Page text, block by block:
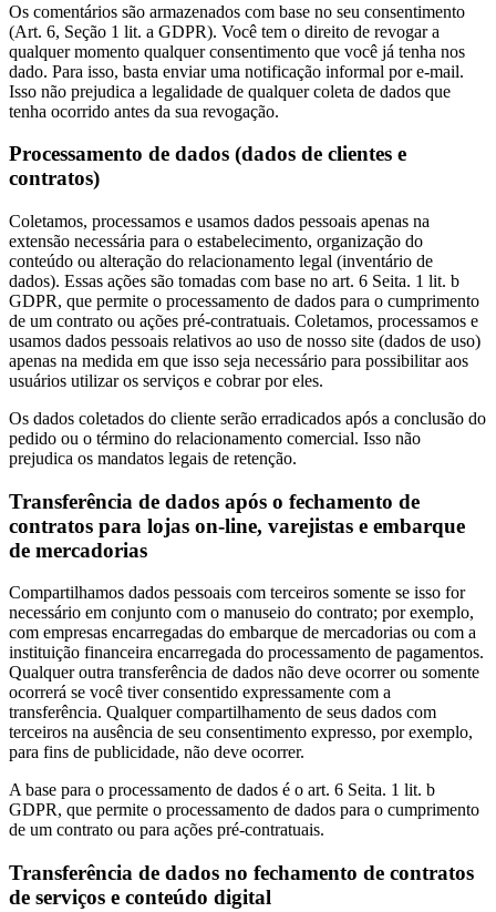
Os comentários são armazenados com base no seu consentimento
(Art. 6, Seção 1 lit. a GDPR). Você tem o direito de revogar a
qualquer momento qualquer consentimento que você já tenha nos
dado. Para isso, basta enviar uma notificação informal por e-mail.
Isso não prejudica a legalidade de qualquer coleta de dados que
tenha ocorrido antes da sua revogação.
Processamento de dados (dados de clientes e
contratos)
Coletamos, processamos e usamos dados pessoais apenas na
extensão necessária para o estabelecimento, organização do
conteúdo ou alteração do relacionamento legal (inventário de
dados). Essas ações são tomadas com base no art. 6 Seita. 1 lit. b
GDPR, que permite o processamento de dados para o cumprimento
de um contrato ou ações pré-contratuais. Coletamos, processamos e
usamos dados pessoais relativos ao uso de nosso site (dados de uso)
apenas na medida em que isso seja necessário para possibilitar aos
usuários utilizar os serviços e cobrar por eles.
Os dados coletados do cliente serão erradicados após a conclusão do
pedido ou o término do relacionamento comercial. Isso não
prejudica os mandatos legais de retenção.
Transferência de dados após o fechamento de
contratos para lojas on-line, varejistas e embarque
de mercadorias
Compartilhamos dados pessoais com terceiros somente se isso for
necessário em conjunto com o manuseio do contrato; por exemplo,
com empresas encarregadas do embarque de mercadorias ou com a
instituição financeira encarregada do processamento de pagamentos.
Qualquer outra transferência de dados não deve ocorrer ou somente
ocorrerá se você tiver consentido expressamente com a
transferência. Qualquer compartilhamento de seus dados com
terceiros na ausência de seu consentimento expresso, por exemplo,
para fins de publicidade, não deve ocorrer.
A base para o processamento de dados é o art. 6 Seita. 1 lit. b
GDPR, que permite o processamento de dados para o cumprimento
de um contrato ou para ações pré-contratuais.
Transferência de dados no fechamento de contratos
de serviços e conteúdo digital